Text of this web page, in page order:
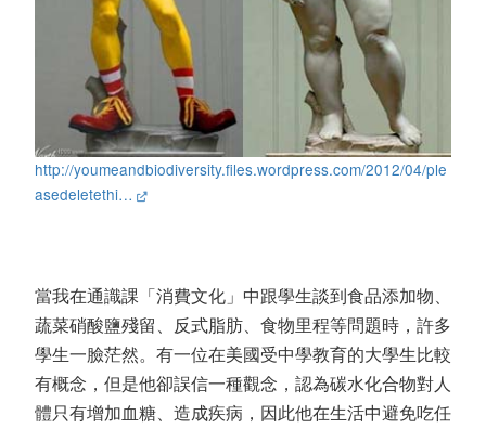
http://youmeandbiodiversity.files.wordpress.com/2012/04/ple
asedeletethi…
當我在通識課「消費文化」中跟學生談到食品添加物、
蔬菜硝酸鹽殘留、反式脂肪、食物里程等問題時，許多
學生一臉茫然。有一位在美國受中學教育的大學生比較
有概念，但是他卻誤信一種觀念，認為碳水化合物對人
體只有增加血糖、造成疾病，因此他在生活中避免吃任